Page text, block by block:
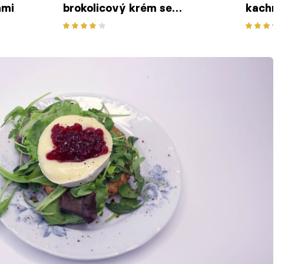
brokolicový krém se
smetanou
kachna na
červeným